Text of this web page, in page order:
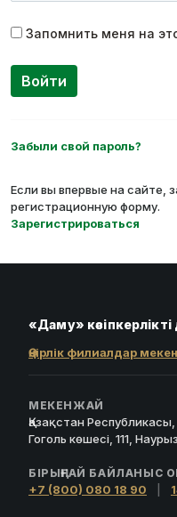
Запомнить меня на
Забыли свой пароль?
Если вы впервые на сайте,
регистрационную форму.
Зарегистрироваться
«Даму»
Өңірлік филиалдар
МЕКЕНЖАЙ
Қазақстан
Гоголь көшесі, 111,
БІРЫҢҒАЙ БАЙЛАНЫС
+7 (800) 080 18 90